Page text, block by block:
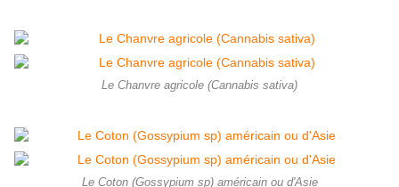
Le Chanvre agricole (Cannabis sativa)
Le Coton (Gossypium sp) américain ou d'Asie